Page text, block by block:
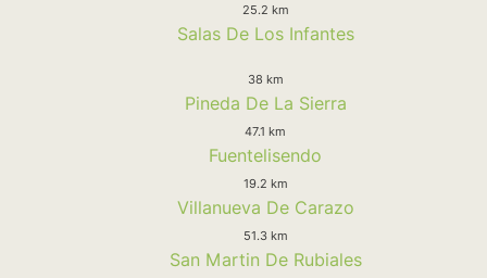
25.2 km
Salas De Los Infantes
38 km
Pineda De La Sierra
47.1 km
Fuentelisendo
19.2 km
Villanueva De Carazo
51.3 km
San Martin De Rubiales